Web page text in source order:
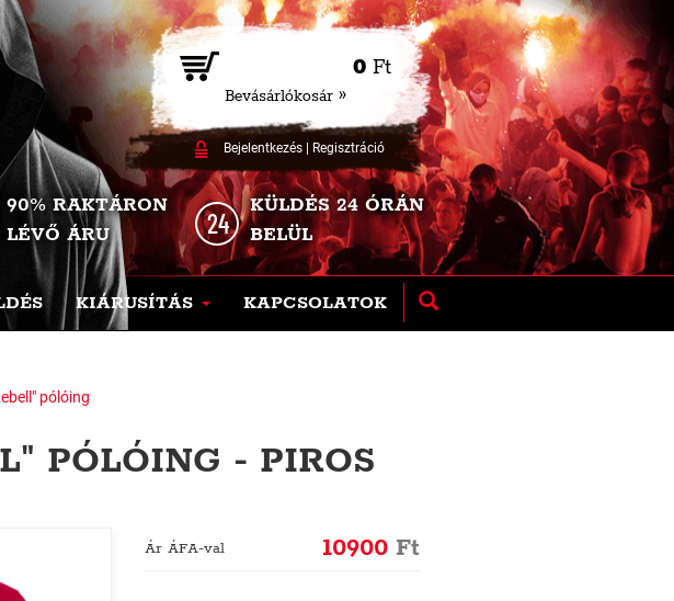
0 Ft
Bevásárlókosár »
Bejelentkezés| Regisztráció
90% RAKTÁRON
LÉVŐ ÁRU
KÜLDÉS 24 ÓRÁN
BELÜL
KIÁRUSÍTÁS KAPCSOLATOK
pólóing
PÓLÓING - PIROS
Ár ÁFA-val 10900 Ft